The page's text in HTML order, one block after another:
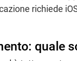
richiede
quale